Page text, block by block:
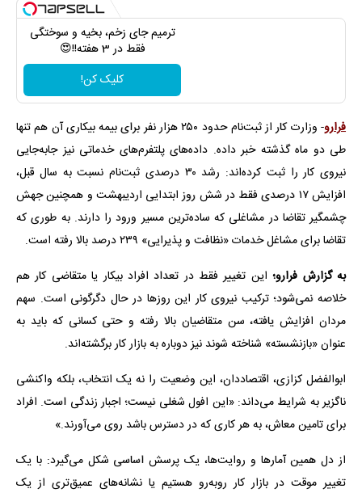
ترمیم جای زخم، بخیه و سوختگی
فقط در 3 هفته!!😍
کلیک کن!
فرارو
- وزارت کار از ثبت‌نام حدود ۲۵۰ هزار نفر برای بیمه بیکاری آن هم تنها
طی دو ماه گذشته خبر داده. داده‌های پلتفرم‌های خدماتی نیز جابه‌جایی
نیروی کار را ثبت کرده‌اند: رشد ۳۰ درصدی ثبت‌نام نسبت به سال قبل،
افزایش ۱۷ درصدی فقط در شش روز ابتدایی اردیبهشت و همچنین جهش
چشمگیر تقاضا در مشاغلی که ساده‌ترین مسیر ورود را دارند. به طوری که
تقاضا برای مشاغل خدمات «نظافت و پذیرایی» ۲۳۹ درصد بالا رفته است.
به گزارش فرارو؛ این تغییر فقط در تعداد افراد بیکار یا متقاضی کار هم
خلاصه نمی‌شود؛ ترکیب نیروی کار این روزها در حال دگرگونی است. سهم
مردان افزایش یافته، سن متقاضیان بالا رفته و حتی کسانی که باید به
عنوان «بازنشسته» شناخته شوند نیز دوباره به بازار کار برگشته‌اند.
ابوالفضل کزازی، اقتصاددان، این وضعیت را نه یک انتخاب، بلکه واکنشی
ناگزیر به شرایط می‌داند: «این افول شغلی نیست؛ اجبار زندگی است. افراد
برای تامین معاش، به هر کاری که در دسترس باشد روی می‌آورند.»
از دل همین آمارها و روایت‌ها، یک پرسش اساسی شکل می‌گیرد: با یک
تغییر موقت در بازار کار روبه‌رو هستیم یا نشانه‌های عمیق‌تری از یک